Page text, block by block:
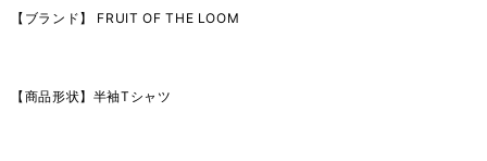
【ブランド】 FRUIT OF THE LOOM
【商品形状】半袖Tシャツ